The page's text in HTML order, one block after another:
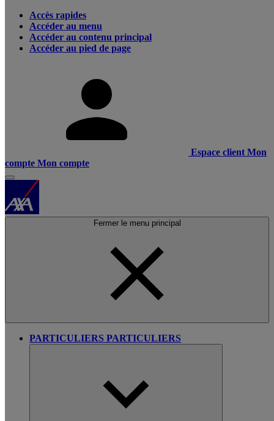
Accès rapides
Accéder au menu
Accéder au contenu principal
Accéder au pied de page
Espace client Mon
compte Mon compte
Fermer le menu principal
PARTICULIERS PARTICULIERS